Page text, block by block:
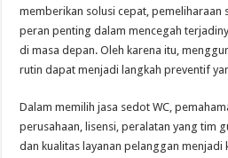
memberikan solusi cepat, pemeliharaan
peran penting dalam mencegah
di masa depan. Oleh karena itu,
rutin dapat menjadi langkah preventif
Dalam memilih jasa sedot WC,
perusahaan, lisensi, peralatan yang tim
dan kualitas layanan pelanggan menjadi